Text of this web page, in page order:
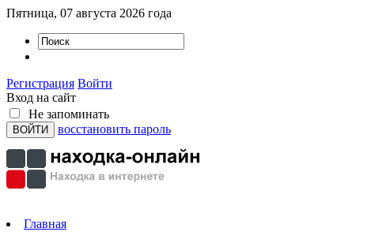
Пятница, 07 августа 2026 года
Регистрация Войти
Вход на сайт
Не запоминать
восстановить пароль
Главная